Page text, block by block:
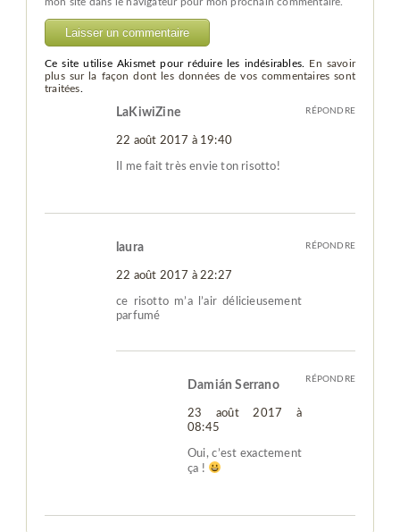
Ce site utilise Akismet pour réduire les indésirables.
En savoir
plus sur la façon dont les données de vos commentaires sont
traitées.
LaKiwiZine
22 août 2017 à 19:40
Il me fait très envie ton risotto!
RÉPONDRE
laura
22 août 2017 à 22:27
ce risotto m’a l’air délicieusement
parfumé
RÉPONDRE
Damián Serrano
23 août 2017 à
08:45
Oui, c’est exactement
ça !
RÉPONDRE